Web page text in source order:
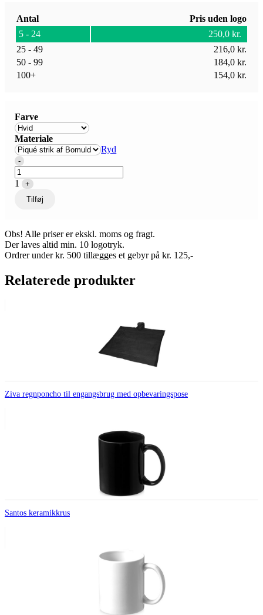
Antal
Pris uden logo
5 - 24
250,0 kr.
25 - 49
216,0 kr.
50 - 99
184,0 kr.
100+
154,0 kr.
Farve
Materiale
Ryd
Quantity
-
1
+
Tilføj
Obs! Alle priser er ekskl. moms og fragt.
Der laves altid min. 10 logotryk.
Ordrer under kr. 500 tillægges et gebyr på kr. 125,-
Relaterede produkter
Ziva regnponcho til engangsbrug med opbevaringspose
Santos keramikkrus